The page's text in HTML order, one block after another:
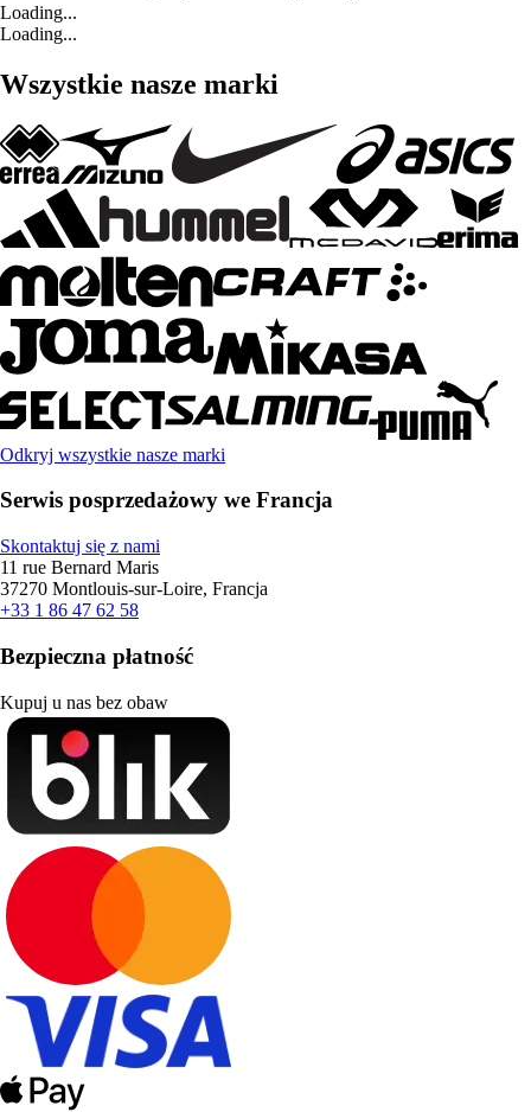
Loading...
Loading...
Wszystkie nasze marki
Odkryj wszystkie nasze marki
Serwis posprzedażowy we Francja
Skontaktuj się z nami
11 rue Bernard Maris
37270 Montlouis-sur-Loire, Francja
+33 1 86 47 62 58
Bezpieczna płatność
Kupuj u nas bez obaw